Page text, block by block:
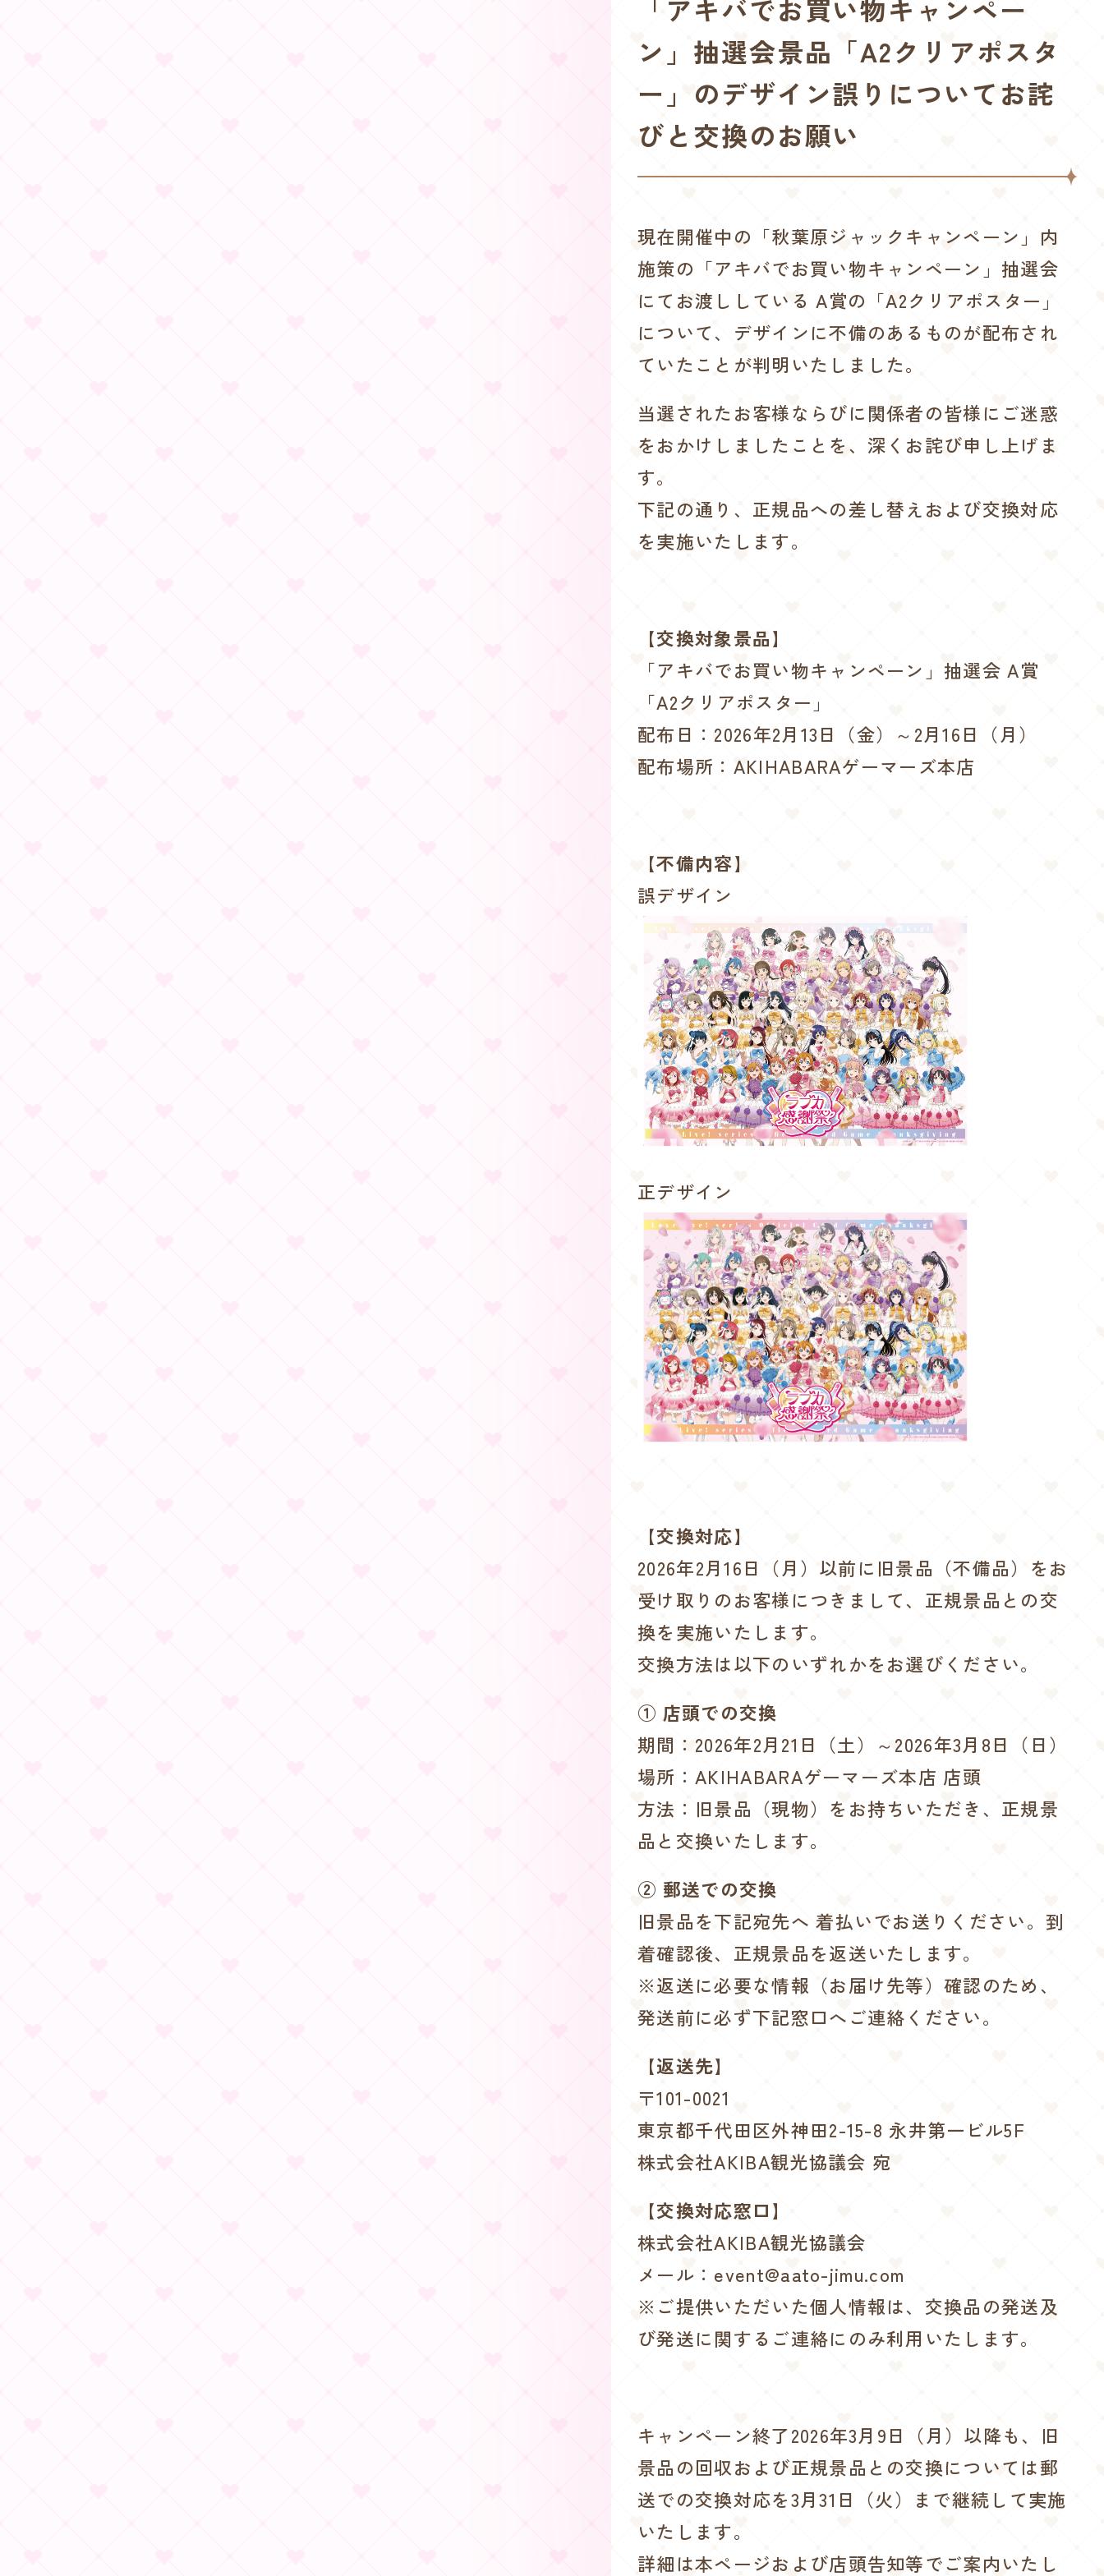
「アキバでお買い物キャンペー
ン」抽選会景品「A2クリアポスタ
ー」のデザイン誤りについてお詫
びと交換のお願い
現在開催中の「秋葉原ジャックキャンペーン」内
施策の「アキバでお買い物キャンペーン」抽選会
にてお渡ししている A賞の「A2クリアポスター」
について、デザインに不備のあるものが配布され
ていたことが判明いたしました。
当選されたお客様ならびに関係者の皆様にご迷惑
をおかけしましたことを、深くお詫び申し上げま
す。
下記の通り、正規品への差し替えおよび交換対応
を実施いたします。
【交換対象景品】
「アキバでお買い物キャンペーン」抽選会 A賞
「A2クリアポスター」
配布日：2026年2月13日（金）～2月16日（月）
配布場所：AKIHABARAゲーマーズ本店
【不備内容】
誤デザイン
正デザイン
【交換対応】
2026年2月16日（月）以前に旧景品（不備品）をお
受け取りのお客様につきまして、正規景品との交
換を実施いたします。
交換方法は以下のいずれかをお選びください。
① 店頭での交換
期間：2026年2月21日（土）～2026年3月8日（日）
場所：AKIHABARAゲーマーズ本店 店頭
方法：旧景品（現物）をお持ちいただき、正規景
品と交換いたします。
② 郵送での交換
旧景品を下記宛先へ 着払いでお送りください。到
着確認後、正規景品を返送いたします。
※返送に必要な情報（お届け先等）確認のため、
発送前に必ず下記窓口へご連絡ください。
【返送先】
〒101-0021
東京都千代田区外神田2-15-8 永井第一ビル5F
株式会社AKIBA観光協議会 宛
【交換対応窓口】
株式会社AKIBA観光協議会
メール：event@aato-jimu.com
※ご提供いただいた個人情報は、交換品の発送及
び発送に関するご連絡にのみ利用いたします。
キャンペーン終了2026年3月9日（月）以降も、旧
景品の回収および正規景品との交換については郵
送での交換対応を3月31日（火）まで継続して実施
いたします。
詳細は本ページおよび店頭告知等でご案内いたし